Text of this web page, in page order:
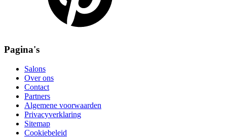
Pagina's
Salons
Over ons
Contact
Partners
Algemene voorwaarden
Privacyverklaring
Sitemap
Cookiebeleid